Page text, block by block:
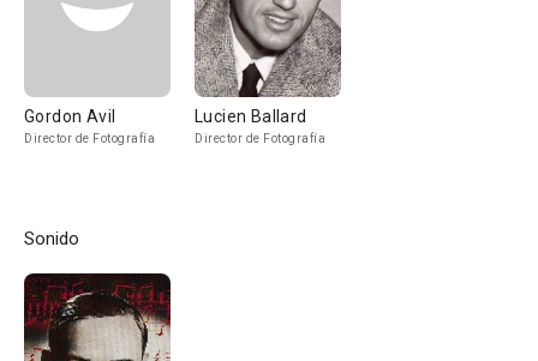
Gordon Avil
Director de Fotografía
Lucien Ballard
Director de Fotografía
Sonido